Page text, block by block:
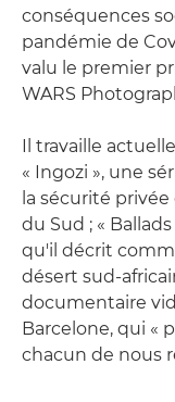
conséquences
pandémie de
valu le premier
WARS
Il travaille
« Ingozi », une
la sécurité
du Sud ; «
qu'il décrit
désert sud-
documentaire
Barcelone, qui «
chacun de nous